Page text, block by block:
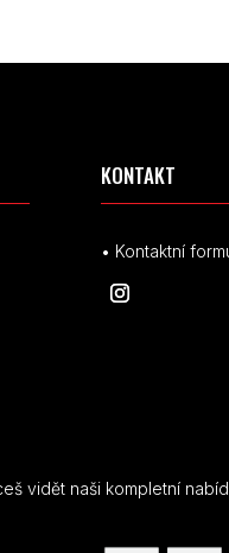
KONTAKT
• Kontaktní
vidět naši kompletní